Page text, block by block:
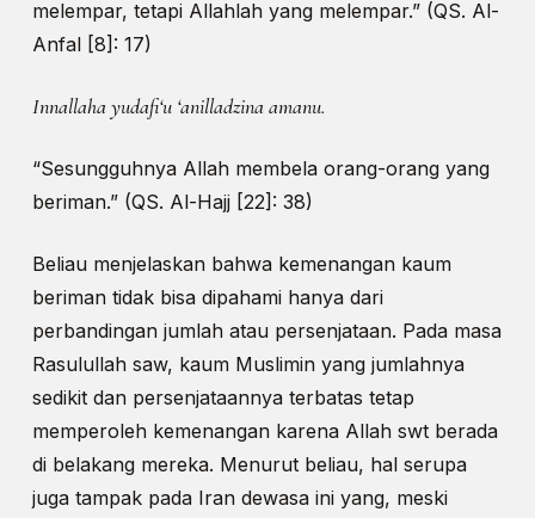
melempar, tetapi Allahlah yang melempar.” (QS. Al-
Anfal [8]: 17)
Innallaha yudafi‘u ‘anilladzina amanu.
“Sesungguhnya Allah membela orang-orang yang
beriman.” (QS. Al-Hajj [22]: 38)
Beliau menjelaskan bahwa kemenangan kaum
beriman tidak bisa dipahami hanya dari
perbandingan jumlah atau persenjataan. Pada masa
Rasulullah saw, kaum Muslimin yang jumlahnya
sedikit dan persenjataannya terbatas tetap
memperoleh kemenangan karena Allah swt berada
di belakang mereka. Menurut beliau, hal serupa
juga tampak pada Iran dewasa ini yang, meski